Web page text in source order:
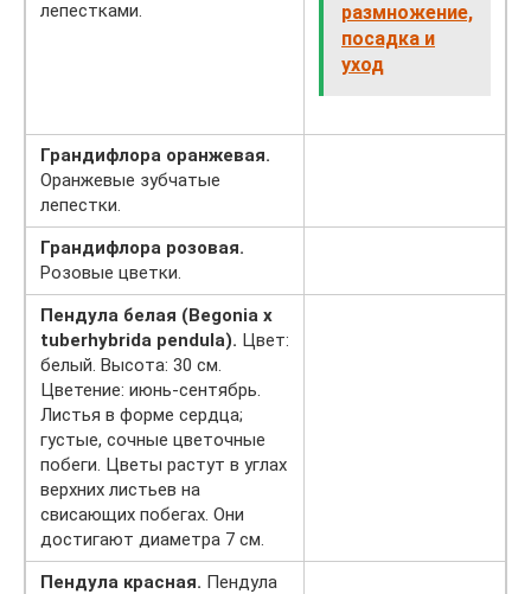
лепестками.
размножение,
посадка и
уход
Грандифлора оранжевая.
Оранжевые зубчатые
лепестки.
Грандифлора розовая.
Розовые цветки.
Пендула белая (Begonia x
tuberhybrida pendula). Цвет:
белый. Высота: 30 см.
Цветение: июнь-сентябрь.
Листья в форме сердца;
густые, сочные цветочные
побеги. Цветы растут в углах
верхних листьев на
свисающих побегах. Они
достигают диаметра 7 см.
Пендула красная. Пендула